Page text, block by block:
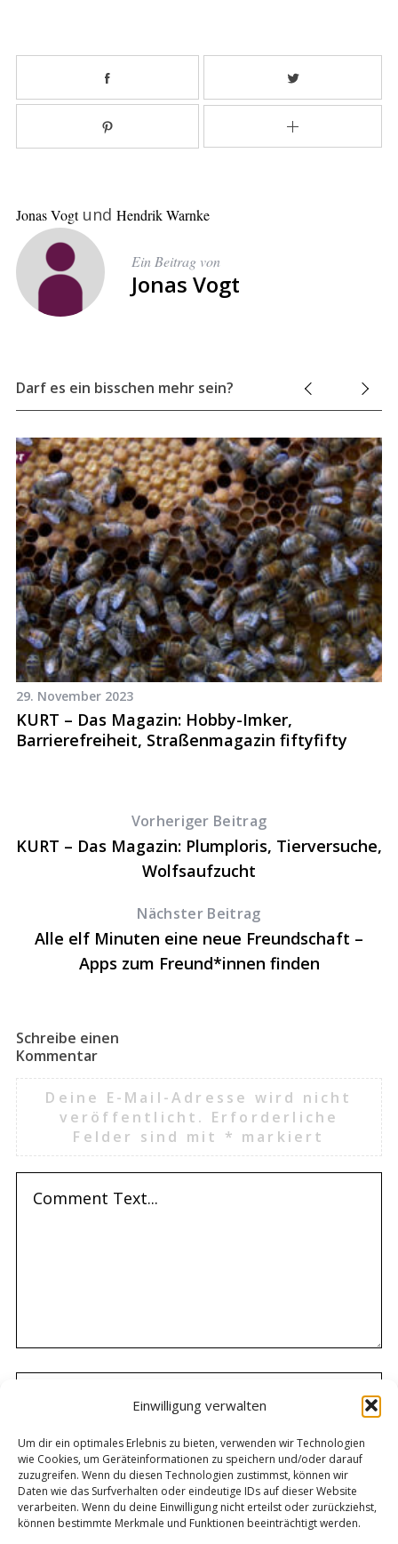
Einwilligung verwalten
Um dir ein optimales Erlebnis zu bieten, verwenden wir Technologien
wie Cookies, um Geräteinformationen zu speichern und/oder darauf
zuzugreifen. Wenn du diesen Technologien zustimmst, können wir
Daten wie das Surfverhalten oder eindeutige IDs auf dieser Website
verarbeiten. Wenn du deine Einwilligung nicht erteilst oder zurückziehst,
können bestimmte Merkmale und Funktionen beeinträchtigt werden.
Jonas Vogtund Hendrik Warnke
Ein Beitrag von
Jonas Vogt
Darf es ein bisschen mehr sein?
29. November 2023
KURT – Das Magazin: Hobby-Imker,
Barrierefreiheit, Straßenmagazin fiftyfifty
Vorheriger Beitrag
KURT – Das Magazin: Plumploris, Tierversuche,
Wolfsaufzucht
Nächster Beitrag
Alle elf Minuten eine neue Freundschaft –
Apps zum Freund*innen finden
Schreibe einen
Kommentar
Deine E-Mail-Adresse wird nicht
veröffentlicht. Erforderliche
Felder sind mit * markiert
S
e
a
o